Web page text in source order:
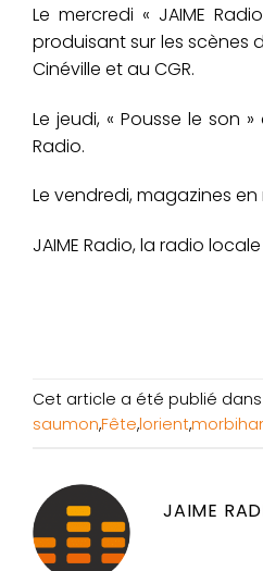
Le mercredi « JAIME
produisant sur les scènes
Cinéville et au CGR.
Le jeudi, « Pousse le son
Radio.
Le vendredi, magazines
JAIME Radio, la radio
Cet article a été publié dans
saumon,Fête,lorient,
JAIME